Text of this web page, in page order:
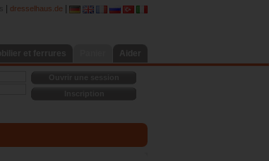
dresselhaus.de